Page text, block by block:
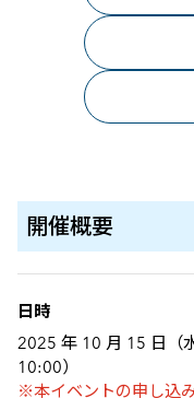
開催概要
日時
2025 年 10 月 15 日
10:00）
※本イベントの申し込